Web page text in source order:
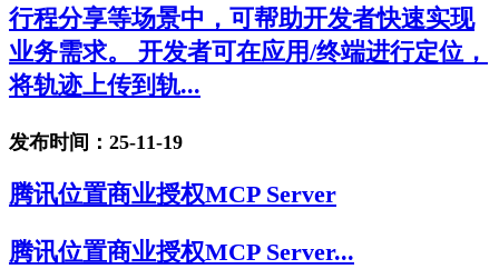
行程分享等场景中，可帮助开发者快速实现
业务需求。 开发者可在应用/终端进行定位，
将轨迹上传到轨...
发布时间：25-11-19
腾讯位置商业授权MCP Server
腾讯位置商业授权MCP Server...